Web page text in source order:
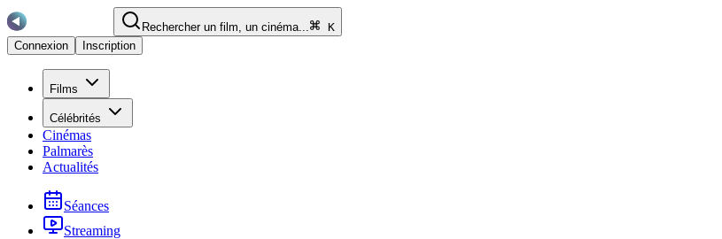
Rechercher un film, un cinéma...
K
Connexion
Inscription
Films
Célébrités
Cinémas
Palmarès
Actualités
Séances
Streaming